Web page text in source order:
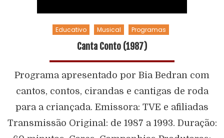
Educativo Musical Programas
Canta Conto (1987)
Programa apresentado por Bia Bedran com
cantos, contos, cirandas e cantigas de roda
para a criançada. Emissora: TVE e afiliadas
Transmissão Original: de 1987 a 1993. Duração: